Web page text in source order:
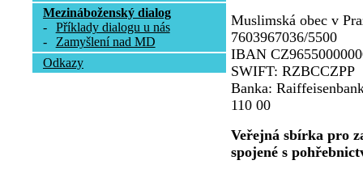
Mezináboženský dialog
-
Příklady dialogu u nás
-
Zamyšlení nad MD
Odkazy
Muslimská obec v
7603967036/5500
IBAN
SWIFT: RZBCCZPP
Banka:
110 00
Veřejná sbírka pro
spojené s